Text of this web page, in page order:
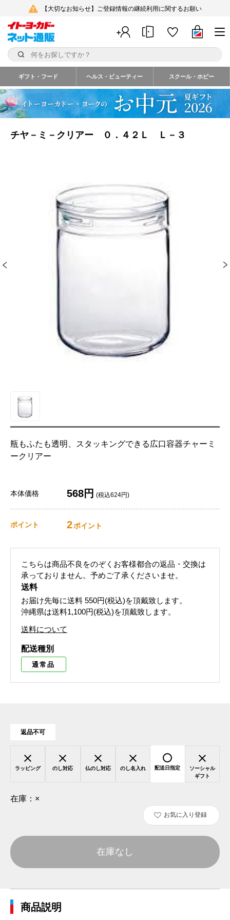
【大切なお知らせ】ご登録情報の継続利用に関するお願い
ギフト・フード ヘルス・ビューティー スクール・ホビー
チヤ－ミ－クリアー ０．４２Ｌ Ｌ－３
瓶もふたも透明、スタッキングできる広口容器チャーミ
ークリアー
本体価格 568円 (税込624円)
ポイント 2ポイント
こちらは商品不良をのぞくお客様都合の返品・交換は
承っておりません。予めご了承くださいませ。
送料
お届け先毎に送料 550円(税込)を頂戴致します。
沖縄県は送料1,100円(税込)を頂戴致します。
送料について
配送種別
通常品
返品不可
ラッピング のし対応 仏のし対応 のし名入れ 配送日指定
ソーシャル
ギフト
在庫： ×
お気に入り登録
在庫なし
商品説明